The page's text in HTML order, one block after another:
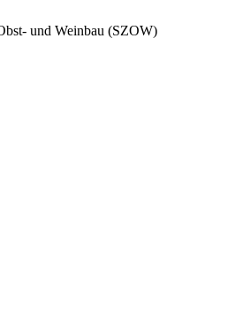
und Weinbau (SZOW)